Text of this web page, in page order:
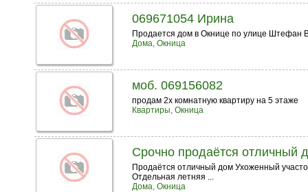
069671054 Ирина
Продается дом в Окнице по улице Штефан
Дома, Окница
моб. 069156082
продам 2х комнатную квартиру на 5 этаже
Квартиры, Окница
Срочно продаётся отличный
Продаётся отличный дом Ухоженный
Отдельная летняя ...
Дома, Окница